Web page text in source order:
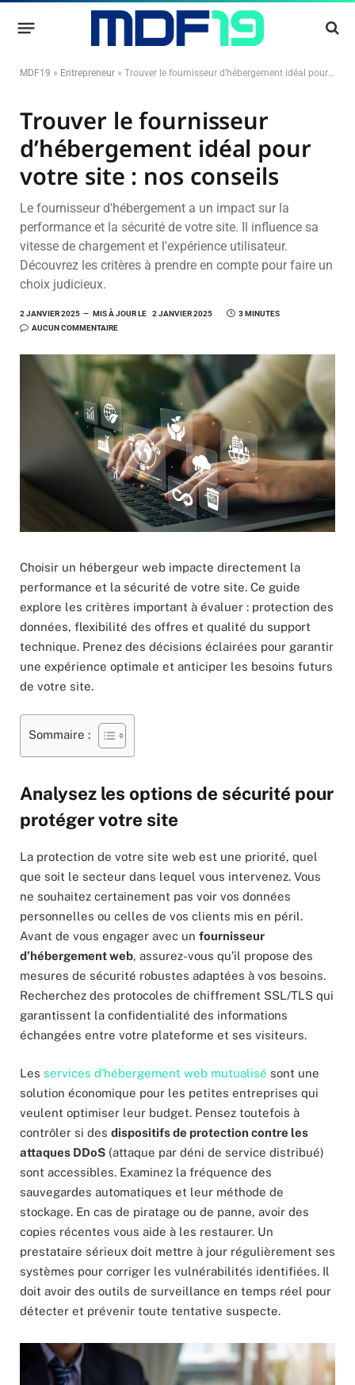
MDF19 » Entrepreneur » Trouver le fournisseur d’hébergement idéal pour votre site : nos conseils
Trouver le fournisseur
d’hébergement idéal pour
votre site : nos conseils
Le fournisseur d'hébergement a un impact sur la
performance et la sécurité de votre site. Il influence sa
vitesse de chargement et l'expérience utilisateur.
Découvrez les critères à prendre en compte pour faire un
choix judicieux.
2 JANVIER 2025 MIS À JOUR LE 2 JANVIER 2025
3 MINUTES
AUCUN COMMENTAIRE
Choisir un hébergeur web impacte directement la
performance et la sécurité de votre site. Ce guide
explore les critères important à évaluer : protection des
données, flexibilité des offres et qualité du support
technique. Prenez des décisions éclairées pour garantir
une expérience optimale et anticiper les besoins futurs
de votre site.
Sommaire :
Analysez les options de sécurité pour
protéger votre site
La protection de votre site web est une priorité, quel
que soit le secteur dans lequel vous intervenez. Vous
ne souhaitez certainement pas voir vos données
personnelles ou celles de vos clients mis en péril.
Avant de vous engager avec un fournisseur
d’hébergement web, assurez-vous qu’il propose des
mesures de sécurité robustes adaptées à vos besoins.
Recherchez des protocoles de chiffrement SSL/TLS qui
garantissent la confidentialité des informations
échangées entre votre plateforme et ses visiteurs.
Les services d’hébergement web mutualisé sont une
solution économique pour les petites entreprises qui
veulent optimiser leur budget. Pensez toutefois à
contrôler si des dispositifs de protection contre les
attaques DDoS (attaque par déni de service distribué)
sont accessibles. Examinez la fréquence des
sauvegardes automatiques et leur méthode de
stockage. En cas de piratage ou de panne, avoir des
copies récentes vous aide à les restaurer. Un
prestataire sérieux doit mettre à jour régulièrement ses
systèmes pour corriger les vulnérabilités identifiées. Il
doit avoir des outils de surveillance en temps réel pour
détecter et prévenir toute tentative suspecte.